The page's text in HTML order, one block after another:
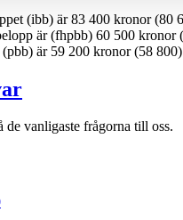
(ibb) är 83 400 kronor (80
är (fhpbb) 60 500 kronor
(pbb) är 59 200 kronor (58
de vanligaste frågorna till oss.